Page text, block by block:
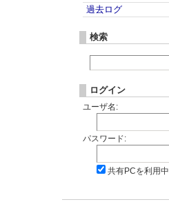
過去ログ
検索
ログイン
ユーザ名:
パスワード:
共有PCを利用中